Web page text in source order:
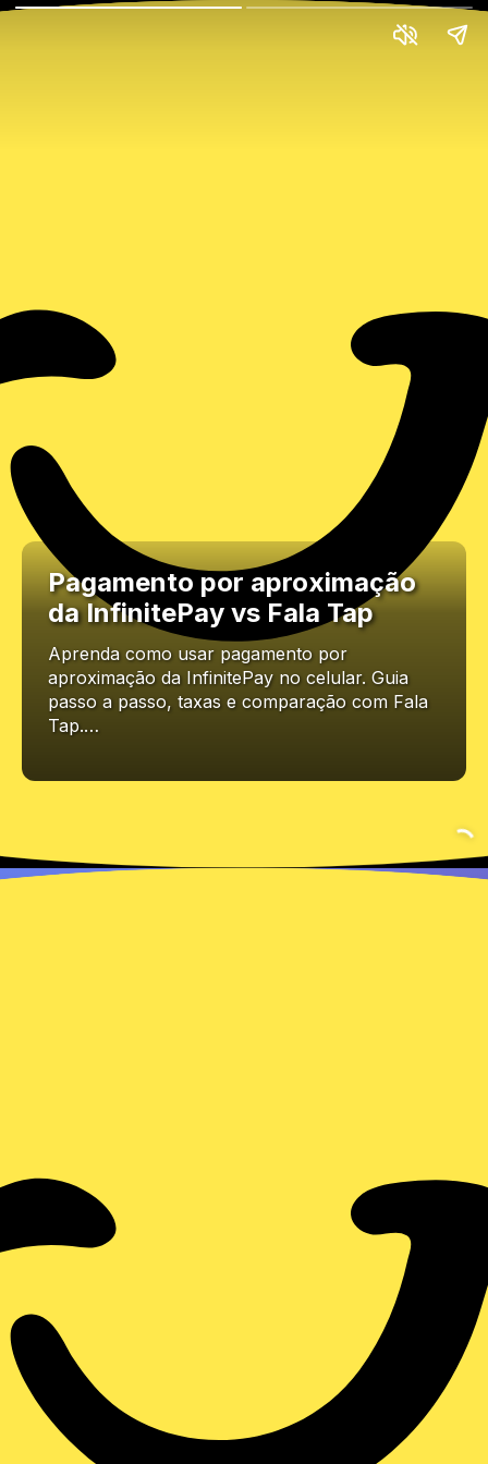
Pagamento por aproximação
da InfinitePay vs Fala Tap
Aprenda como usar pagamento por
aproximação da InfinitePay no celular. Guia
passo a passo, taxas e comparação com Fala
Tap.…